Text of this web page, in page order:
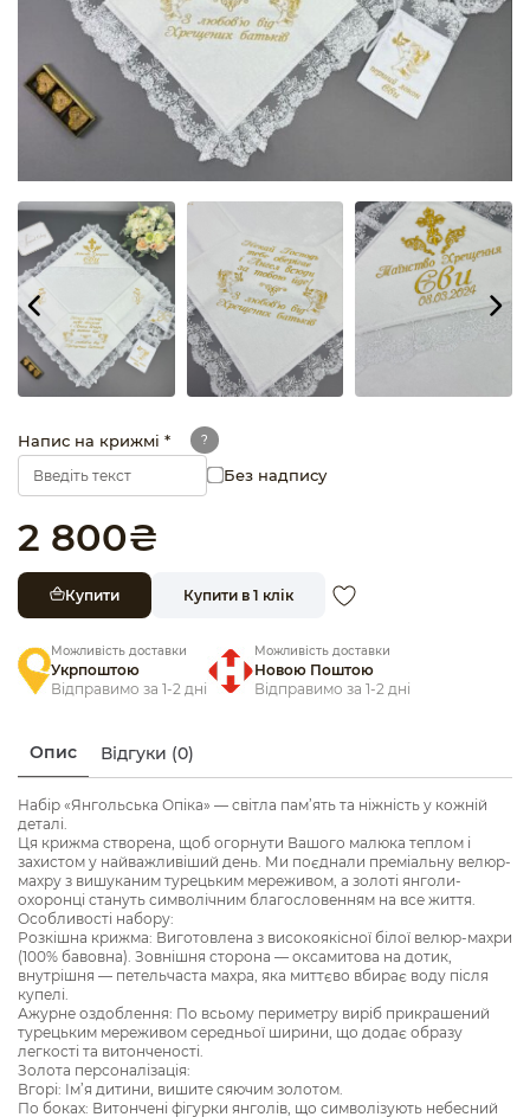
Напис на крижмі * ?
Без надпису
2 800₴
Купити Купити в 1 клік
Можливість доставки
Укрпоштою
Відправимо за 1-2 дні
Можливість доставки
Новою Поштою
Відправимо за 1-2 дні
Опис Відгуки (0)
Набір «Янгольська Опіка» — світла пам’ять та ніжність у кожній
деталі.
Ця крижма створена, щоб огорнути Вашого малюка теплом і
захистом у найважливіший день. Ми поєднали преміальну велюр-
махру з вишуканим турецьким мереживом, а золоті янголи-
охоронці стануть символічним благословенням на все життя.
Особливості набору:
Розкішна крижма: Виготовлена з високоякісної білої велюр-махри
(100% бавовна). Зовнішня сторона — оксамитова на дотик,
внутрішня — петельчаста махра, яка миттєво вбирає воду після
купелі.
Ажурне оздоблення: По всьому периметру виріб прикрашений
турецьким мереживом середньої ширини, що додає образу
легкості та витонченості.
Золота персоналізація:
Вгорі: Ім’я дитини, вишите сяючим золотом.
По боках: Витончені фігурки янголів, що символізують небесний